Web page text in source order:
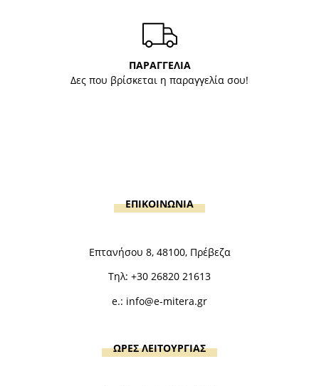
ΠΑΡΑΓΓΕΛΙΑ
Δες που βρίσκεται η παραγγελία σου!
ΕΠΙΚΟΙΝΩΝΙΑ
Επτανήσου 8, 48100, Πρέβεζα
Τηλ: +30 26820 21613
e.: info@e-mitera.gr
ΩΡΕΣ ΛΕΙΤΟΥΡΓΙΑΣ